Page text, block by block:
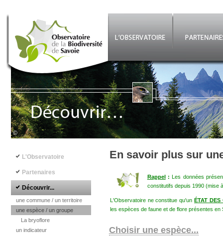
Aller au contenu principal
©
En savoir plus sur
Rappel:Les données
constitutifs depuis 1990 (mise
L'Observatoire ne constitue qu'unÉTAT DES
les espèces de faune et de flore présentes en
Choisir une espèce...
Navigation principale
L'Observatoire
Partenaires
Découvrir...
une commune / un territoire
une espèce / un groupe
La bryoflore
un indicateur